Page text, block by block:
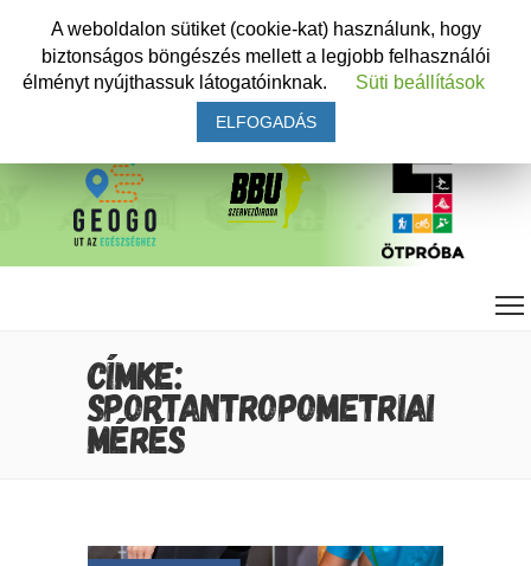
CÍMKE:
SPORTANTROPOMETRIAI
MÉRÉS
A weboldalon sütiket (cookie-kat) használunk, hogy
biztonságos böngészés mellett a legjobb felhasználói
élményt nyújthassuk látogatóinknak.
Süti beállítások
ELFOGADÁS